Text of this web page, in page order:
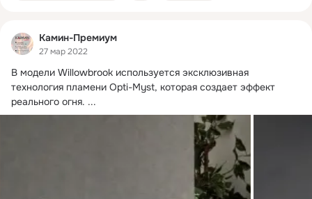
Камин-Премиум
27 мар 2022
В модели Willowbrook используется эксклюзивная
технология пламени Opti-Myst, которая создает эффект
реального огня. ...